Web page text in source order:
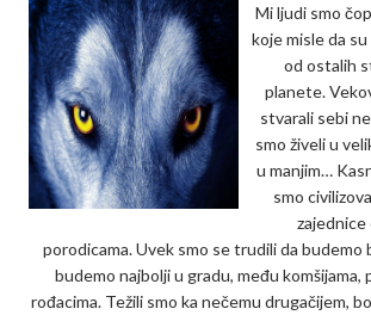
k
k
Mi ljudi smo
koje misle da
od ostalih
planete.
stvarali sebi
smo živeli u
u manjim…
smo
zajednice
porodicama. Uvek smo se trudili da budemo
budemo najbolji u gradu, među komšijama,
rođacima. Težili smo ka nečemu drugačijem,